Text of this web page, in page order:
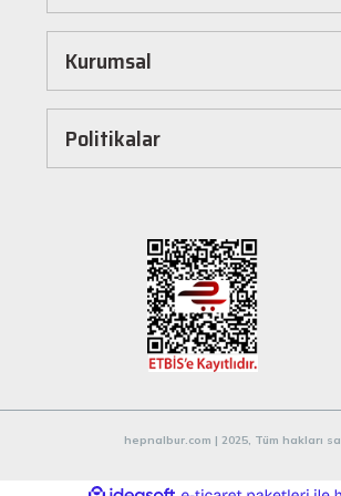
dönüştürür. Ürünleri kategorilere göre sıralayabilir, arama
istediğiniz ürünü anında bulabilirsiniz. Ayrıca ürün
ürün özellikleri yer alır, böylece tercih etmek istediğiniz ürün
hızlıca siparişinizi tamamlayabilirsiniz.
Hızlı Kargo ve Güvenilir
Hepnalbur.com olarak müşterilerimize en hızlı şekilde
Müşteri Destek Hattı ile
Herhangi bir soru, öneri veya şikayetiniz için müşteri destek
hizmetinizdedir. İletişim sayfamız üzerinden bize ulaşabilir
hattımızdan anında yardım alabilirsiniz. Siz değerli
ve güvenilir alışveriş deneyimiyle ihtiyaçlarınızı karşılamak
Kurumsal
Politikalar
hepnalbur.com | 2025, Tüm hakları